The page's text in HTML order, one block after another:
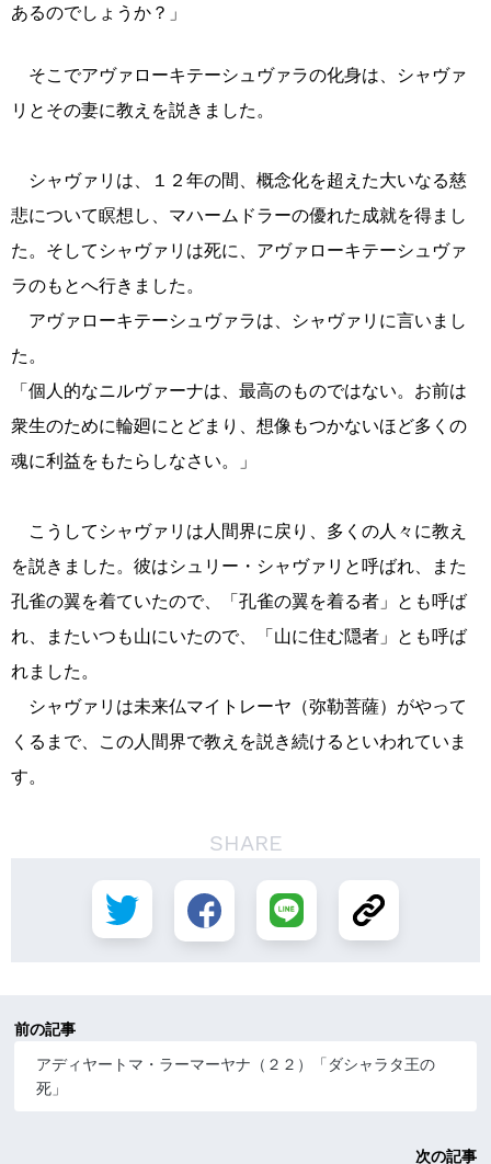
あるのでしょうか？」
そこでアヴァローキテーシュヴァラの化身は、シャヴァ
リとその妻に教えを説きました。
シャヴァリは、１２年の間、概念化を超えた大いなる慈
悲について瞑想し、マハームドラーの優れた成就を得まし
た。そしてシャヴァリは死に、アヴァローキテーシュヴァ
ラのもとへ行きました。
アヴァローキテーシュヴァラは、シャヴァリに言いまし
た。
「個人的なニルヴァーナは、最高のものではない。お前は
衆生のために輪廻にとどまり、想像もつかないほど多くの
魂に利益をもたらしなさい。」
こうしてシャヴァリは人間界に戻り、多くの人々に教え
を説きました。彼はシュリー・シャヴァリと呼ばれ、また
孔雀の翼を着ていたので、「孔雀の翼を着る者」とも呼ば
れ、またいつも山にいたので、「山に住む隠者」とも呼ば
れました。
シャヴァリは未来仏マイトレーヤ（弥勒菩薩）がやって
くるまで、この人間界で教えを説き続けるといわれていま
す。
SHARE
前の記事
アディヤートマ・ラーマーヤナ（２２）「ダシャラタ王の
死」
次の記事